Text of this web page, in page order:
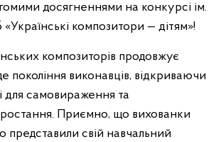
досягненнями на конкурсі ім.
композитори — дітям»!
композиторів продовжує
покоління виконавців, відкриваючи
для самовираження та
Приємно, що вихованки
свій навчальний